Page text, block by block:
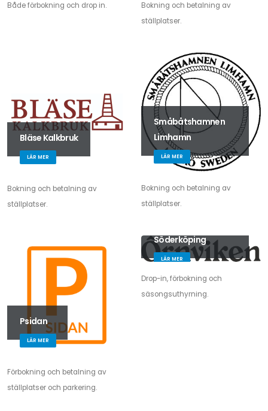
Både förbokning och drop in.
Bokning och betalning av
ställplatser.
Bläse Kalkbruk
LÄR MER
Bokning och betalning av
ställplatser.
Småbåtshamnen
Limhamn
LÄR MER
Bokning och betalning av
ställplatser.
Psidan
LÄR MER
Förbokning och betalning av
ställplatser och parkering.
Söderköping
LÄR MER
Drop-in, förbokning och
säsongsuthyrning.